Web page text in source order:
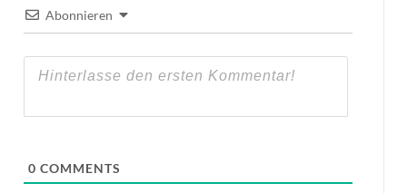
Abonnieren
0 COMMENTS